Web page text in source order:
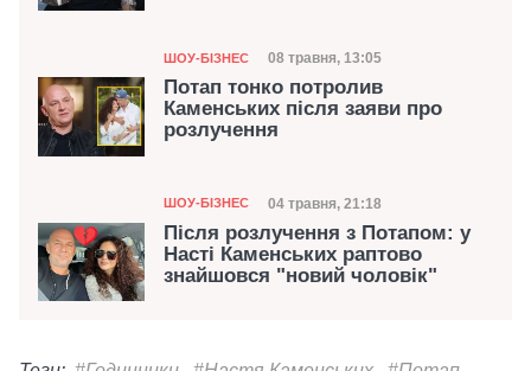
Категорія
ШОУ-БІЗНЕС Дата публікації
08 травня, 13:05
Потап тонко потролив
Каменських після заяви про
розлучення
Категорія
ШОУ-БІЗНЕС Дата публікації
04 травня, 21:18
Після розлучення з Потапом: у
Насті Каменських раптово
знайшовся "новий чоловік"